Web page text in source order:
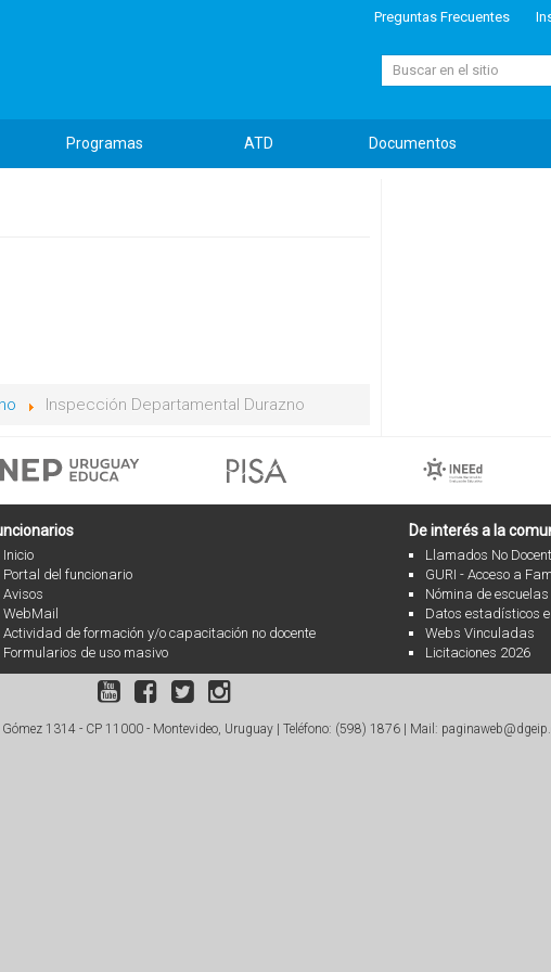
Preguntas Frecuentes
Buscar...
Programas ATD Documentos
Inspección Departamental Durazno
Inicio
Portal del funcionario
Avisos
WebMail
Actividad de formación y/o capacitación no docente
Formularios de uso masivo
De interés a la
Llamados No
GURI - Acceso a
Nómina de escuelas
Datos estadísticos
Webs Vinculadas
Licitaciones 2026
1314 - CP 11000 - Montevideo, Uruguay | Teléfono: (598) 1876 Mail: